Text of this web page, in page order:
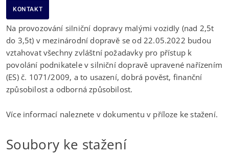
KONTAKT
Na provozování silniční dopravy malými vozidly (nad 2,5t
do 3,5t) v mezinárodní dopravě se od 22.05.2022 budou
vztahovat všechny zvláštní požadavky pro přístup k
povolání podnikatele v silniční dopravě upravené nařízením
(ES) č. 1071/2009, a to usazení, dobrá pověst, finanční
způsobilost a odborná způsobilost.
Více informací naleznete v dokumentu v příloze ke stažení.
Soubory ke stažení